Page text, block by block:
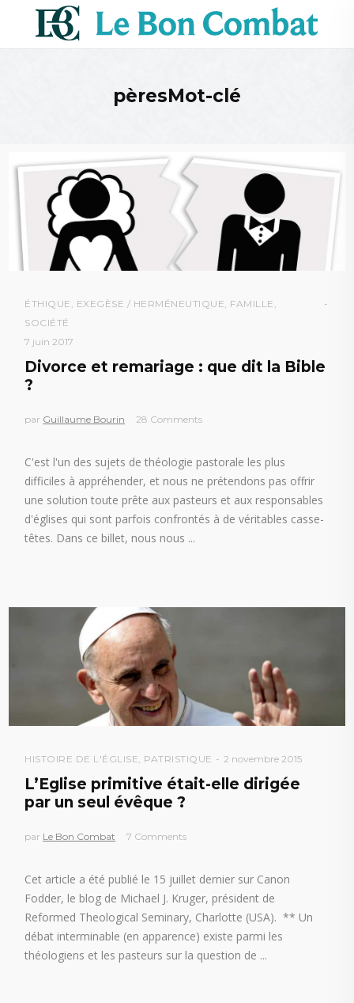
pèresMot-clé
ÉTHIQUE , EXEGÈSE / HERMÉNEUTIQUE, FAMILLE ,
SOCIÉTÉ
7 juin 2017
Divorce et remariage : que dit la Bible
?
par Guillaume Bourin 28 Comments
C'est l'un des sujets de théologie pastorale les plus
difficiles à appréhender, et nous ne prétendons pas offrir
une solution toute prête aux pasteurs et aux responsables
d'églises qui sont parfois confrontés à de véritables casse-
têtes. Dans ce billet, nous nous
HISTOIRE DE L'ÉGLISE, PATRISTIQUE 2 novembre 2015
L’Eglise primitive était-elle dirigée
par un seul évêque ?
par Le Bon Combat 7 Comments
Cet article a été publié le 15 juillet dernier sur Canon
Fodder, le blog de Michael J. Kruger, président de
Reformed Theological Seminary, Charlotte (USA). ** Un
débat interminable (en apparence) existe parmi les
théologiens et les pasteurs sur la question de